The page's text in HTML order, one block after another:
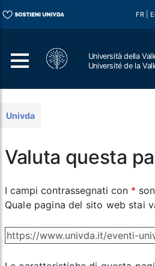
FR
Università della
Université de la
Univda
Valuta questa
I campi contrassegnati con *
Quale pagina del sito web stai